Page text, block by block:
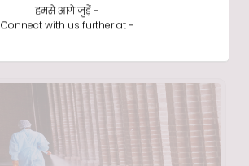
हमसे आगे जुड़ें -
Connect with us further at -